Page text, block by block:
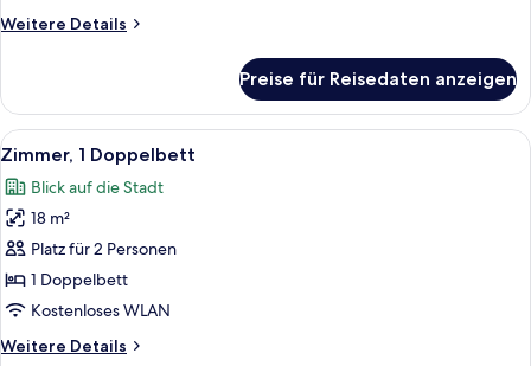
Weitere Details
Weitere
1
Doppelbett
(Cocoon)
Preise für Reisedaten anzeigen
Alle
Fotos
für
Zimmer,
1
Doppelbett
anzeigen
Ein Hotelzimmer mit einem großen
9
Zimmer, 1 Doppelbett
Blick auf die Stadt
18 m²
Platz für 2 Personen
1 Doppelbett
Kostenloses WLAN
Weitere Details
Weitere